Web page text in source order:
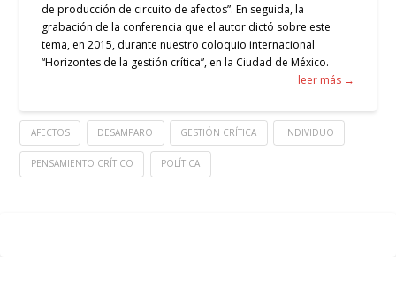
de producción de circuito de afectos”. En seguida, la
grabación de la conferencia que el autor dictó sobre este
tema, en 2015, durante nuestro coloquio internacional
“Horizontes de la gestión crítica”, en la Ciudad de México.
leer más →
AFECTOS DESAMPARO GESTIÓN CRÍTICA INDIVIDUO
PENSAMIENTO CRÍTICO POLÍTICA